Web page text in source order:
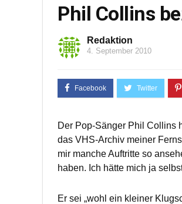
Phil Collins
Redaktion
4. September 2010
Der Pop-Sänger Phil Collins
das VHS-Archiv meiner
mir manche Auftritte so
haben. Ich hätte mich ja
Er sei „wohl ein kleiner